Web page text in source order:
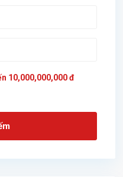
10,000,000,000 đ